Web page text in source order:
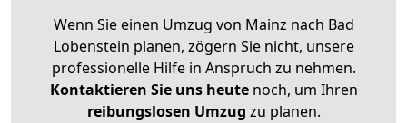
Wenn Sie einen Umzug von Mainz nach Bad
Lobenstein planen, zögern Sie nicht, unsere
professionelle Hilfe in Anspruch zu nehmen.
Kontaktieren Sie uns heutenoch, um Ihren
reibungslosen Umzug zu planen.